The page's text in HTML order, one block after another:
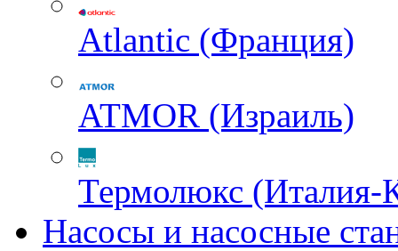
Atlantic (Франция)
ATMOR (Израиль)
Термолюкс (Италия-
Насосы и насосные